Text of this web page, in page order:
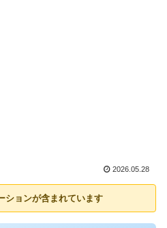
2026.05.28
ションが含まれています